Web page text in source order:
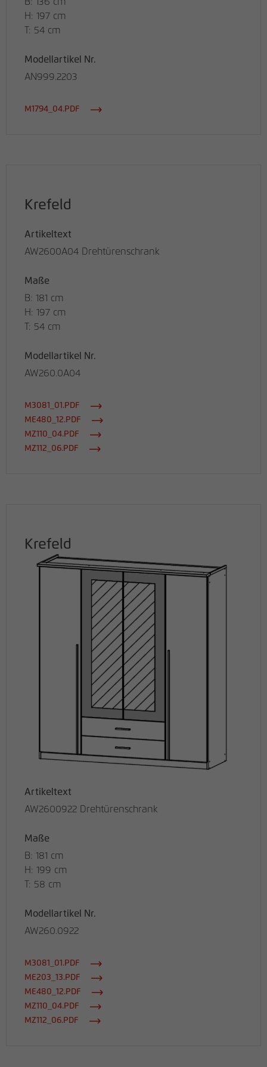
B: 136 cm
H: 197 cm
T: 54 cm
Modellartikel Nr.
AN999.2203
M1794_04.PDF
Krefeld
Artikeltext
AW2600A04 Drehtürenschrank
Maße
B: 181 cm
H: 197 cm
T: 54 cm
Modellartikel Nr.
AW260.0A04
M3081_01.PDF
ME480_12.PDF
MZ110_04.PDF
MZ112_06.PDF
Krefeld
Artikeltext
AW2600922 Drehtürenschrank
Maße
B: 181 cm
H: 199 cm
T: 58 cm
Modellartikel Nr.
AW260.0922
M3081_01.PDF
ME203_13.PDF
ME480_12.PDF
MZ110_04.PDF
MZ112_06.PDF